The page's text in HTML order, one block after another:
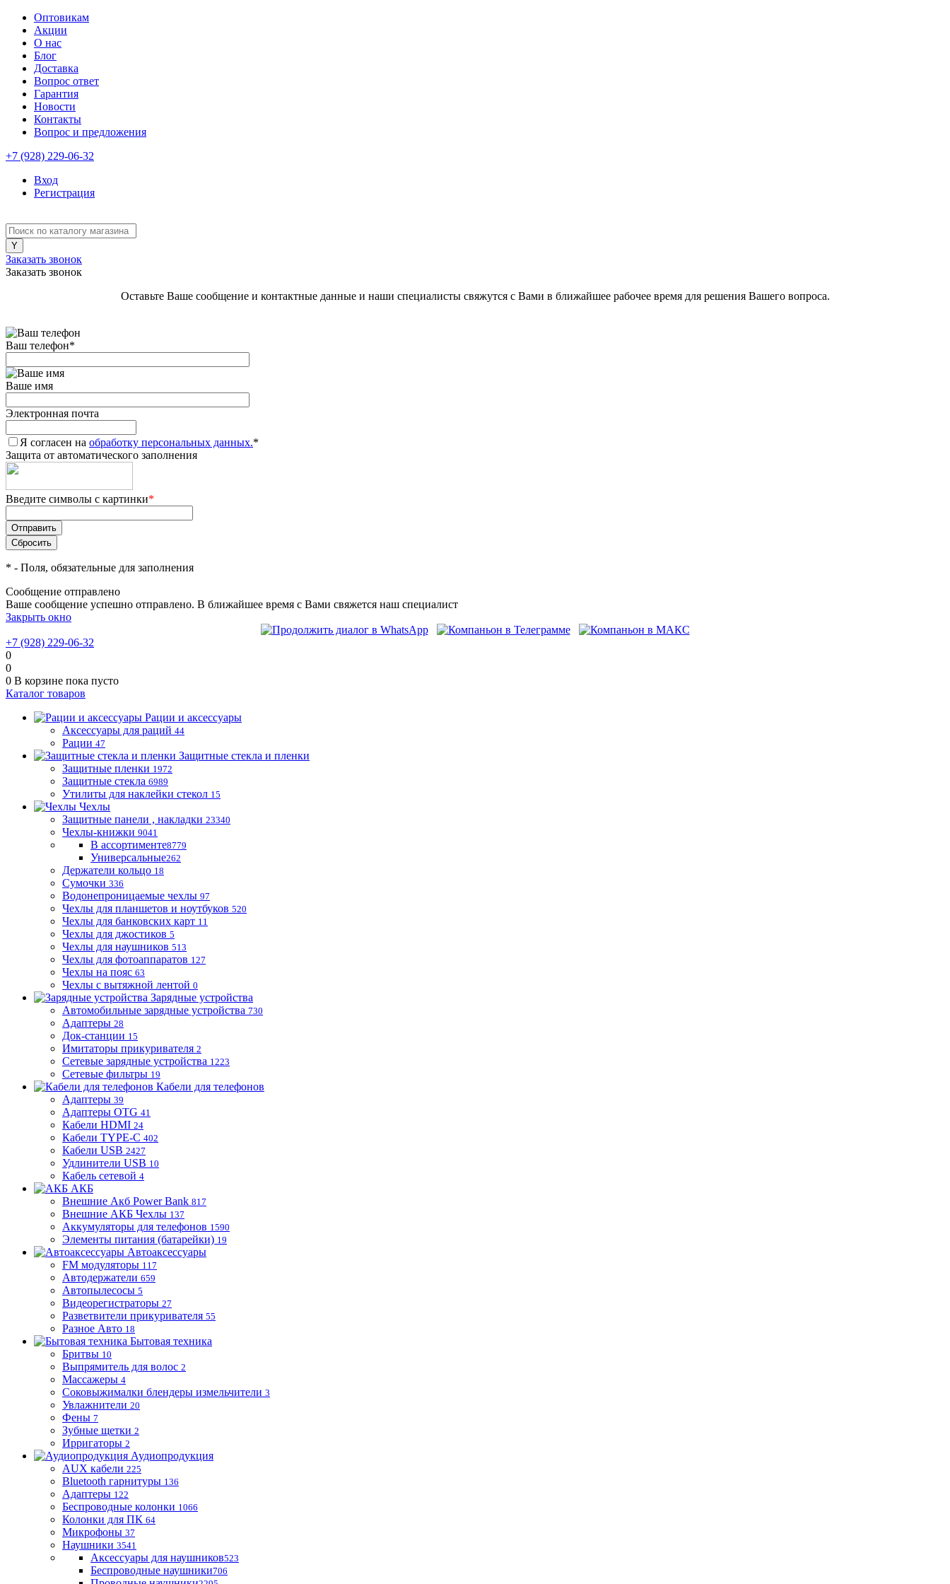
Оптовикам
Акции
О нас
Блог
Доставка
Вопрос ответ
Гарантия
Новости
Контакты
Вопрос и предложения
+7 (928) 229-06-32
Вход
Регистрация
Заказать звонок
Заказать звонок
Оставьте Ваше сообщение и контактные данные и наши специалисты свяжутся с Вами в ближайшее рабочее время для решения Вашего вопроса.
Ваш телефон*
Ваше имя
Электронная почта
Я согласен на обработку персональных данных.*
Защита от автоматического заполнения
Введите символы с картинки*
* - Поля, обязательные для заполнения
Сообщение отправлено
Ваше сообщение успешно отправлено. В ближайшее время с Вами свяжется наш специалист
Закрыть окно
+7 (928) 229-06-32
0
0
0 В корзине пока пусто
Каталог товаров
Рации и аксессуары
Аксессуары для раций 44
Рации 47
Защитные стекла и пленки
Защитные пленки 1972
Защитные стекла 6989
Утилиты для наклейки стекол 15
Чехлы
Защитные панели , накладки 23340
Чехлы-книжки 9041
В ассортименте8779
Универсальные262
Держатели кольцо 18
Сумочки 336
Водонепроницаемые чехлы 97
Чехлы для планшетов и ноутбуков 520
Чехлы для банковских карт 11
Чехлы для джостиков 5
Чехлы для наушников 513
Чехлы для фотоаппаратов 127
Чехлы на пояс 63
Чехлы с вытяжной лентой 0
Зарядные устройства
Автомобильные зарядные устройства 730
Адаптеры 28
Док-станции 15
Имитаторы прикуривателя 2
Сетевые зарядные устройства 1223
Сетевые фильтры 19
Кабели для телефонов
Адаптеры 39
Адаптеры OTG 41
Кабели HDMI 24
Кабели TYPE-C 402
Кабели USB 2427
Удлинители USB 10
Кабель сетевой 4
АКБ
Внешние Акб Power Bank 817
Внешние АКБ Чехлы 137
Аккумуляторы для телефонов 1590
Элементы питания (батарейки) 19
Автоаксессуары
FM модуляторы 117
Автодержатели 659
Автопылесосы 5
Видеорегистраторы 27
Разветвители прикуривателя 55
Разное Авто 18
Бытовая техника
Бритвы 10
Выпрямитель для волос 2
Массажеры 4
Соковыжималки блендеры измельчители 3
Увлажнители 20
Фены 7
Зубные щетки 2
Ирригаторы 2
Аудиопродукция
AUX кабели 225
Bluetooth гарнитуры 136
Адаптеры 122
Беспроводные колонки 1066
Колонки для ПК 64
Микрофоны 37
Наушники 3541
Аксессуары для наушников523
Беспроводные наушники706